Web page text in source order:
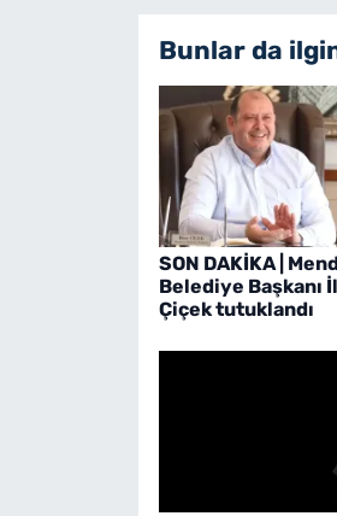
Bunlar da
SON DAKİKA |
Belediye Başkanı
Çiçek tutuklandı